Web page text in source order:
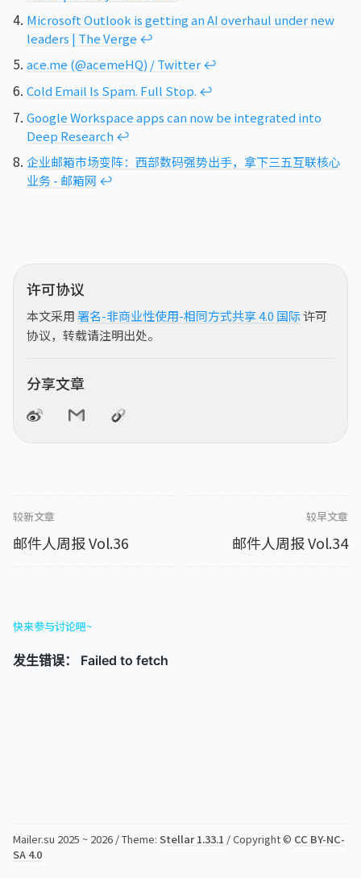
Microsoft Outlook is getting an AI overhaul under new
leaders | The Verge ↩︎
ace.me (@acemeHQ) / Twitter↩︎
Cold Email Is Spam. Full Stop. ↩︎
Google Workspace apps can now be integrated into
Deep Research ↩︎
企业邮箱市场变阵：西部数码强势出手，拿下三五互联核心
业务 - 邮箱网 ↩︎
许可协议
本文采用署名-非商业性使用-相同方式共享 4.0 国际许可
协议，转载请注明出处。
分享文章
较新文章
邮件人周报 Vol.36
较早文章
邮件人周报 Vol.34
快来参与讨论吧~
Mailer.su 2025 ~ 2026 / Theme: Stellar 1.33.1 / Copyright © CC BY-NC-
SA 4.0